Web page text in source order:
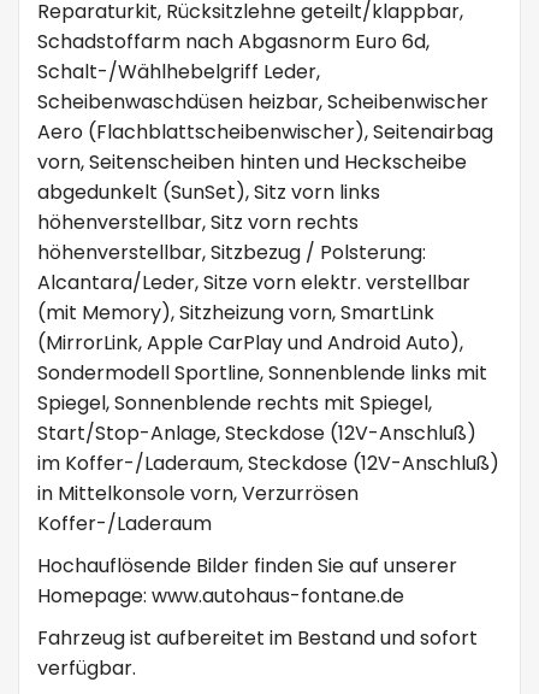
Reparaturkit, Rücksitzlehne geteilt/klappbar,
Schadstoffarm nach Abgasnorm Euro 6d,
Schalt-/Wählhebelgriff Leder,
Scheibenwaschdüsen heizbar, Scheibenwischer
Aero (Flachblattscheibenwischer), Seitenairbag
vorn, Seitenscheiben hinten und Heckscheibe
abgedunkelt (SunSet), Sitz vorn links
höhenverstellbar, Sitz vorn rechts
höhenverstellbar, Sitzbezug / Polsterung:
Alcantara/Leder, Sitze vorn elektr. verstellbar
(mit Memory), Sitzheizung vorn, SmartLink
(MirrorLink, Apple CarPlay und Android Auto),
Sondermodell Sportline, Sonnenblende links mit
Spiegel, Sonnenblende rechts mit Spiegel,
Start/Stop-Anlage, Steckdose (12V-Anschluß)
im Koffer-/Laderaum, Steckdose (12V-Anschluß)
in Mittelkonsole vorn, Verzurrösen
Koffer-/Laderaum
Hochauflösende Bilder finden Sie auf unserer
Homepage: www.autohaus-fontane.de
Fahrzeug ist aufbereitet im Bestand und sofort
verfügbar.